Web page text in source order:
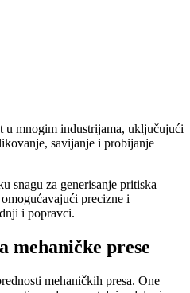
u mnogim industrijama, uključujući
savijanje i probijanje
snagu za generisanje pritiska
precizne i
i popravci.
mehaničke prese
mehaničkih presa. One